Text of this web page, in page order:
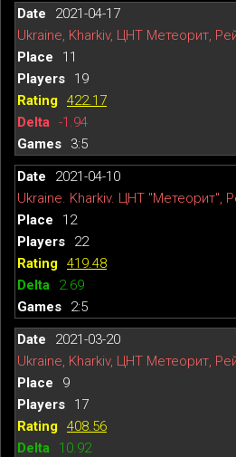
2021-04-17
Ukraine, Kharkiv, ЦНТ Метеорит,
11
19
422.17
-1.94
3:5
2021-04-10
Ukraine. Kharkiv. ЦНТ "Метеорит",
12
22
419.48
2.69
2:5
2021-03-20
Ukraine, Kharkiv, ЦНТ Метеорит,
9
17
408.56
10.92